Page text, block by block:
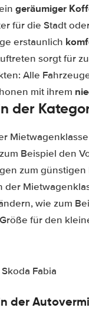
geräumiger
für die Stadt
erstaunlich
sorgt für
Alle
mit ihrem
der
Beispiel den
zum
wie zum
für den
Fabia
der